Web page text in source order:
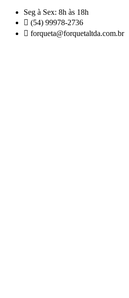
Skip
content
Seg à Sex: 8h às 18h
(54) 99978-2736
forqueta@forquetaltda.com.br